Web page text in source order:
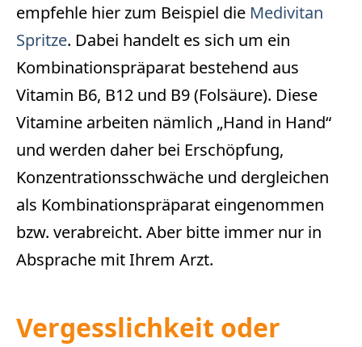
empfehle hier zum Beispiel die Medivitan
Spritze. Dabei handelt es sich um ein
Kombinationspräparat bestehend aus
Vitamin B6, B12 und B9 (Folsäure). Diese
Vitamine arbeiten nämlich „Hand in Hand“
und werden daher bei Erschöpfung,
Konzentrationsschwäche und dergleichen
als Kombinationspräparat eingenommen
bzw. verabreicht. Aber bitte immer nur in
Absprache mit Ihrem Arzt.
Vergesslichkeit oder